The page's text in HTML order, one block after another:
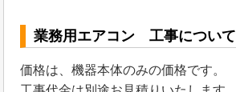
業務用エアコン 工事について
価格は、機器本体のみの価格です。